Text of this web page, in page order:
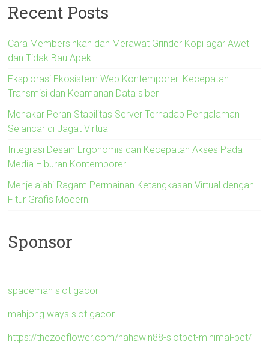
Recent Posts
Cara Membersihkan dan Merawat Grinder Kopi agar Awet
dan Tidak Bau Apek
Eksplorasi Ekosistem Web Kontemporer: Kecepatan
Transmisi dan Keamanan Data siber
Menakar Peran Stabilitas Server Terhadap Pengalaman
Selancar di Jagat Virtual
Integrasi Desain Ergonomis dan Kecepatan Akses Pada
Media Hiburan Kontemporer
Menjelajahi Ragam Permainan Ketangkasan Virtual dengan
Fitur Grafis Modern
Sponsor
spaceman slot gacor
mahjong ways slot gacor
https://thezoeflower.com/hahawin88-slotbet-minimal-bet/